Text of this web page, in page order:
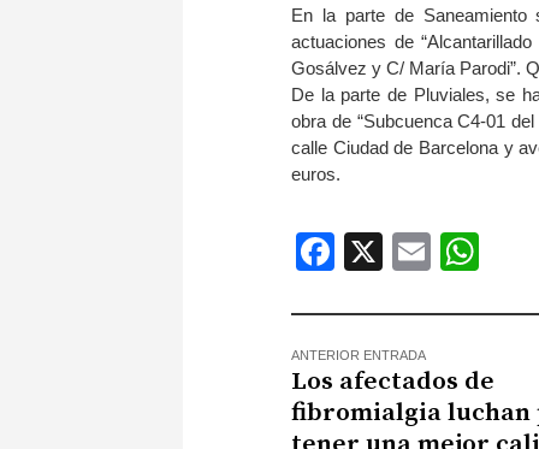
En la parte de Saneamiento
actuaciones de
Gosálvez y C/ María Parodi”.
De la parte de Pluviales, se
obra de “Subcuenca C4-01
calle Ciudad de Barcelona y
euros.
Facebook
X Email
ANTERIOR ENTRADA
Los afectados de
fibromialgia luchan